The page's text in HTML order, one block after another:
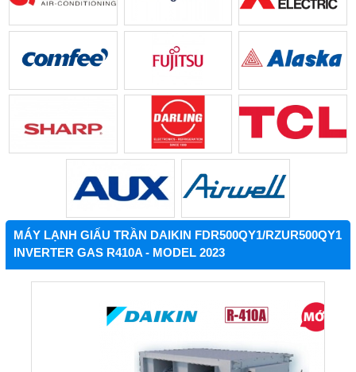
MÁY LẠNH GIẤU TRẦN DAIKIN FDR500QY1/RZUR500QY1
INVERTER GAS R410A - MODEL 2023